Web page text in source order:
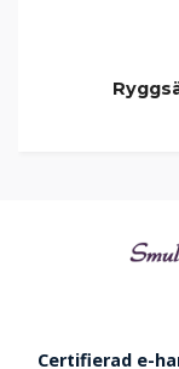
Certifierad e-